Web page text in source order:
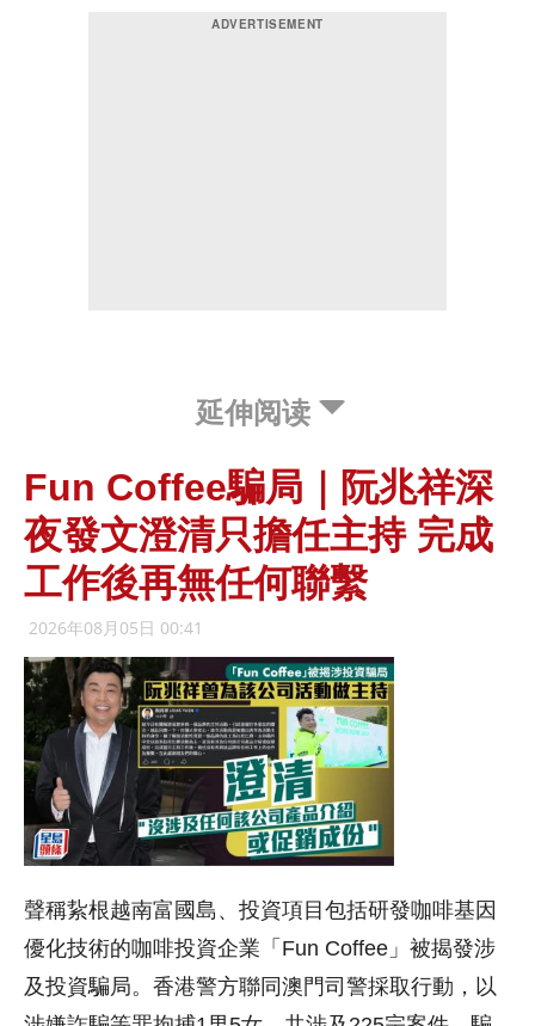
延伸阅读
Fun Coffee騙局｜阮兆祥深
夜發文澄清只擔任主持 完成
工作後再無任何聯繫
2026年08月05日 00:41
聲稱紥根越南富國島、投資項目包括研發咖啡基因
優化技術的咖啡投資企業「Fun Coffee」被揭發涉
及投資騙局。香港警方聯同澳門司警採取行動，以